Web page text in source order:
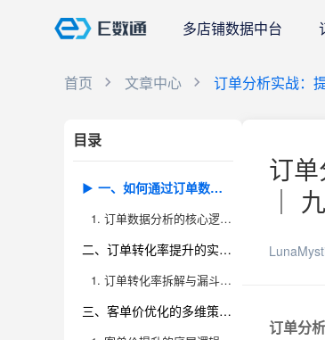
多店铺数据中台
首页 文章中心 订单分析实战：
目录
一、如何通过订单数据分析，发现转化率与客单价提升的关键环节
1. 订单数据分析的核心逻辑与实战价值
二、订单转化率提升的实用方法与案例解析
1. 订单转化率拆解与漏斗分析
三、客单价优化的多维策略与实际落地
订
｜
订单分